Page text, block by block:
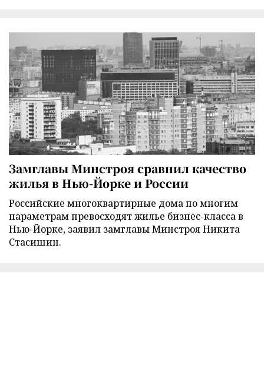
Замглавы Минстроя сравнил качество
жилья в Нью-Йорке и России
Российские многоквартирные дома по многим
параметрам превосходят жилье бизнес-класса в
Нью-Йорке, заявил замглавы Минстроя Никита
Стасишин.